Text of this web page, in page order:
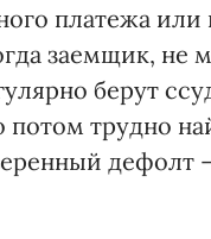
платежа
заемщик, не
берут
потом трудно
дефолт